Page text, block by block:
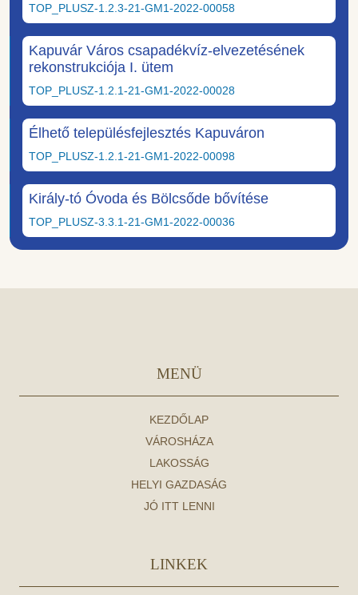
TOP_PLUSZ-1.2.3-21-GM1-2022-00058
Kapuvár Város csapadékvíz-elvezetésének
rekonstrukciója I. ütem
TOP_PLUSZ-1.2.1-21-GM1-2022-00028
Élhető településfejlesztés Kapuváron
TOP_PLUSZ-1.2.1-21-GM1-2022-00098
Király-tó Óvoda és Bölcsőde bővítése
TOP_PLUSZ-3.3.1-21-GM1-2022-00036
MENÜ
KEZDŐLAP
VÁROSHÁZA
LAKOSSÁG
HELYI GAZDASÁG
JÓ ITT LENNI
LINKEK